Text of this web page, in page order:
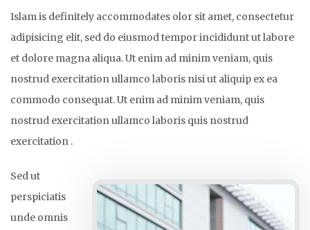
Islam is definitely accommodates olor sit amet, consectetur
adipisicing elit, sed do eiusmod tempor incididunt ut labore
et dolore magna aliqua. Ut enim ad minim veniam, quis
nostrud exercitation ullamco laboris nisi ut aliquip ex ea
commodo consequat. Ut enim ad minim veniam, quis
nostrud exercitation ullamco laboris quis nostrud
exercitation .
Sed ut
perspiciatis
unde omnis